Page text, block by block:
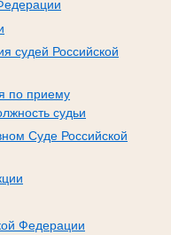
судей Российской
по приему
судьи
Суде Российской
Федерации